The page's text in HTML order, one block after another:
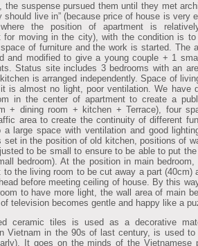
the suspense pursued them until they met
should live in” (because price of house is very
the position of apartment is
for moving in the city), with the condition is to
of furniture and the work is started. The
and modified to give a young couple + 1
Status site includes 3 bedrooms with an
is arranged independently. Space of
is almost no light, poor ventilation. We have
in the center of apartment to create a
+ dining room + kitchen + Terrace), four
area to create the continuity of different
a large space with ventilation and good
set in the position of old kitchen, positions of
to be small to ensure to be able to put
bedroom). At the position in main bedroom,
to the living room to be cut away a part (40cm)
before meeting ceiling of house. By this
to have more light, the wall area of main
television becomes gentle and happy like a
ceramic tiles is used as a decorative
Vietnam in the 90s of last century, is used to
It goes on the minds of the Vietnamese